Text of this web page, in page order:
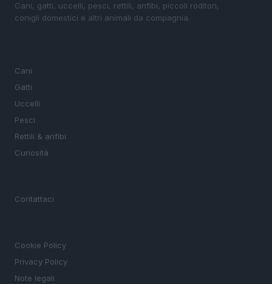
Cani, gatti, uccelli, pesci, rettili, anfibi, piccoli roditori,
conigli domestici e altri animali da compagnia.
Cani
Gatti
Uccelli
Pesci
Rettili & anfibi
Curiosità
Contattaci
Cookie Policy
Privacy Policy
Note legali